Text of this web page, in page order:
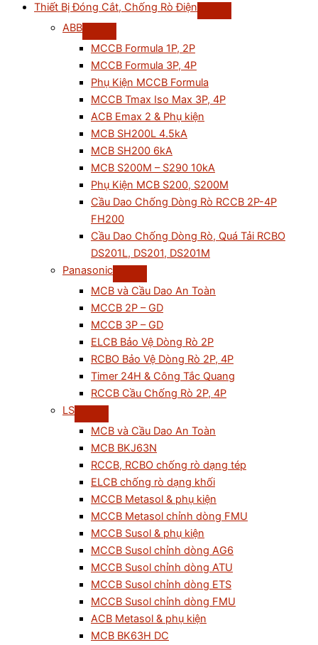
Thiết Bị Đóng Cắt, Chống Rò Điện
ABB
MCCB Formula 1P, 2P
MCCB Formula 3P, 4P
Phụ Kiện MCCB Formula
MCCB Tmax Iso Max 3P, 4P
ACB Emax 2 & Phụ kiện
MCB SH200L 4.5kA
MCB SH200 6kA
MCB S200M – S290 10kA
Phụ Kiện MCB S200, S200M
Cầu Dao Chống Dòng Rò RCCB 2P-4P
FH200
Cầu Dao Chống Dòng Rò, Quá Tải RCBO
DS201L, DS201, DS201M
Panasonic
MCB và Cầu Dao An Toàn
MCCB 2P – GD
MCCB 3P – GD
ELCB Bảo Vệ Dòng Rò 2P
RCBO Bảo Vệ Dòng Rò 2P, 4P
Timer 24H & Công Tắc Quang
RCCB Cầu Chống Rò 2P, 4P
LS
MCB và Cầu Dao An Toàn
MCB BKJ63N
RCCB, RCBO chống rò dạng tép
ELCB chống rò dạng khối
MCCB Metasol & phụ kiện
MCCB Metasol chỉnh dòng FMU
MCCB Susol & phụ kiện
MCCB Susol chỉnh dòng AG6
MCCB Susol chỉnh dòng ATU
MCCB Susol chỉnh dòng ETS
MCCB Susol chỉnh dòng FMU
ACB Metasol & phụ kiện
MCB BK63H DC